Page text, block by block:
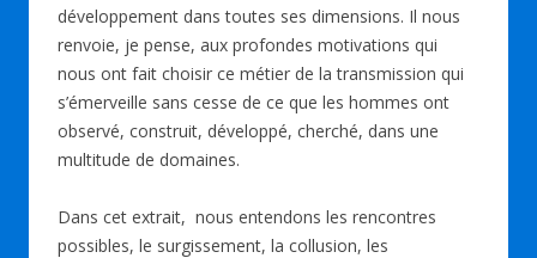
développement dans toutes ses dimensions. Il nous
renvoie, je pense, aux profondes motivations qui
nous ont fait choisir ce métier de la transmission qui
s’émerveille sans cesse de ce que les hommes ont
observé, construit, développé, cherché, dans une
multitude de domaines.
Dans cet extrait, nous entendons les rencontres
possibles, le surgissement, la collusion, les